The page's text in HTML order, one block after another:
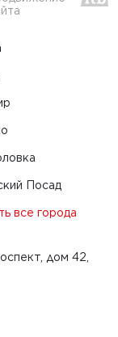
Посад
все города
дом 42,